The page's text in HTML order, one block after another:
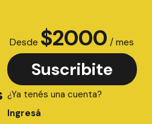
Desde $2000 / mes
Suscribite
¿Ya tenés una cuenta?
Ingresá